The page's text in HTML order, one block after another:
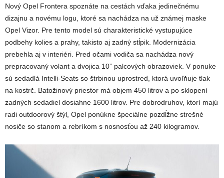
Nový Opel Frontera spoznáte na cestách vďaka jedinečnému
dizajnu a novému logu, ktoré sa nachádza na už známej maske
Opel Vizor. Pre tento model sú charakteristické vystupujúce
podbehy kolies a prahy, takisto aj zadný stĺpik. Modernizácia
prebehla aj v interiéri. Pred očami vodiča sa nachádza nový
prepracovaný volant a dvojica 10” palcových obrazoviek. V ponuke
sú sedadlá Intelli-Seats so štrbinou uprostred, ktorá uvoľňuje tlak
na kostrč. Batožinový priestor má objem 450 litrov a po sklopení
zadných sedadiel dosiahne 1600 litrov. Pre dobrodruhov, ktorí majú
radi outdoorový štýl, Opel ponúkne špeciálne pozdĺžne strešné
nosiče so stanom a rebríkom s nosnosťou až 240 kilogramov.